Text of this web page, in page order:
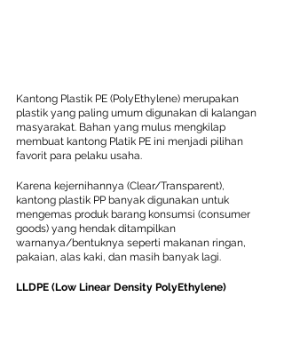
Kantong Plastik PE (PolyEthylene) merupakan
plastik yang paling umum digunakan di kalangan
masyarakat. Bahan yang mulus mengkilap
membuat kantong Platik PE ini menjadi pilihan
favorit para pelaku usaha.
Karena kejernihannya (Clear/Transparent),
kantong plastik PP banyak digunakan untuk
mengemas produk barang konsumsi (consumer
goods) yang hendak ditampilkan
warnanya/bentuknya seperti makanan ringan,
pakaian, alas kaki, dan masih banyak lagi.
LLDPE (Low Linear Density PolyEthylene)